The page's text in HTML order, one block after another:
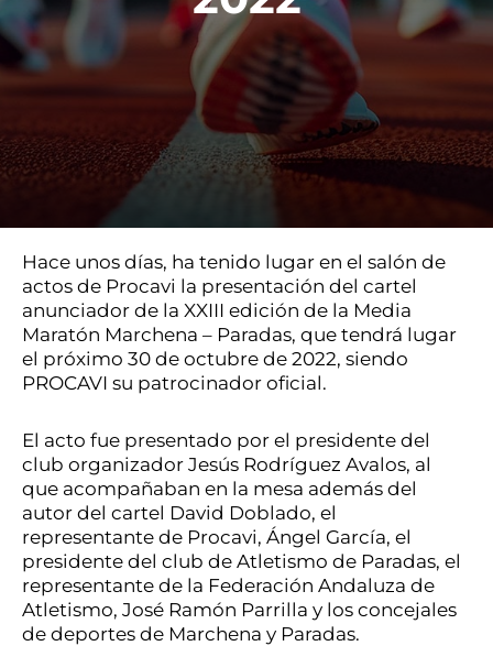
Hace unos días, ha tenido lugar en el salón de
actos de Procavi la presentación del cartel
anunciador de la XXIII edición de la Media
Maratón Marchena – Paradas, que tendrá lugar
el próximo 30 de octubre de 2022, siendo
PROCAVI su patrocinador oficial.
El acto fue presentado por el presidente del
club organizador Jesús Rodríguez Avalos, al
que acompañaban en la mesa además del
autor del cartel David Doblado, el
representante de Procavi, Ángel García, el
presidente del club de Atletismo de Paradas, el
representante de la Federación Andaluza de
Atletismo, José Ramón Parrilla y los concejales
de deportes de Marchena y Paradas.